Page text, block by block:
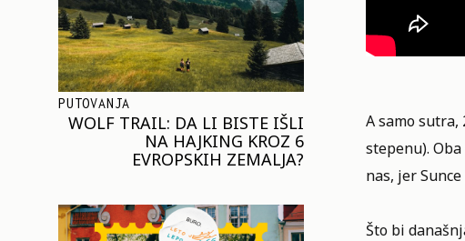
PUTOVANJA
WOLF TRAIL: DA LI BISTE IŠLI
NA HAJKING KROZ 6
EVROPSKIH ZEMALJA?
A samo sutra,
stepenu).
nas, jer
Što bi